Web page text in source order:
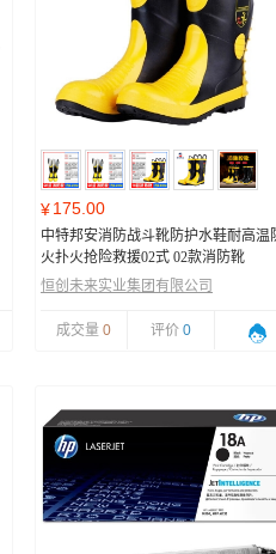
¥175.00
中特邦安消防战斗靴防护水鞋耐高温
火扑火抢险救援02式 02款消防靴
恒创未来实业集团有限公司
成交量 0 评价 0